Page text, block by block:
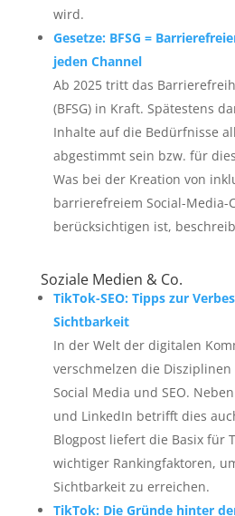
wird.
Gesetze: BFSG =
jeden Channel
Ab 2025 tritt das
(BFSG) in Kraft. Spätestens
Inhalte auf die Bedürfnisse
abgestimmt sein bzw. für
Was bei der Kreation von
barrierefreiem Social-Media-
berücksichtigen ist,
Soziale Medien & Co.
TikTok-SEO: Tipps zur
Sichtbarkeit
In der Welt der digitalen
verschmelzen die
Social Media und SEO.
und LinkedIn betrifft dies
Blogpost liefert die Basix für
wichtiger Rankingfaktoren,
Sichtbarkeit zu erreichen.
TikTok: Die Gründe hinter